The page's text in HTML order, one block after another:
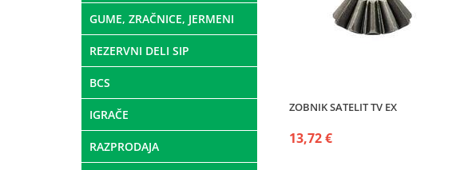
GUME, ZRAČNICE, JERMENI
REZERVNI DELI SIP
BCS
IGRAČE
RAZPRODAJA
ZOBNIK SATELIT TV EX
13,72 €